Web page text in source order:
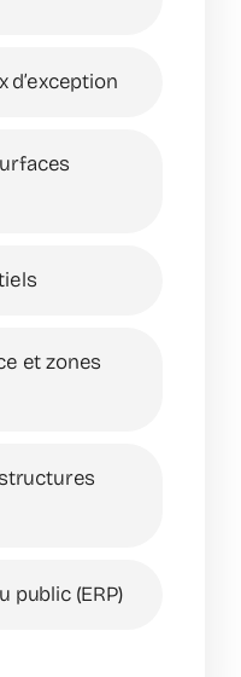
d’exception
et zones
public (ERP)